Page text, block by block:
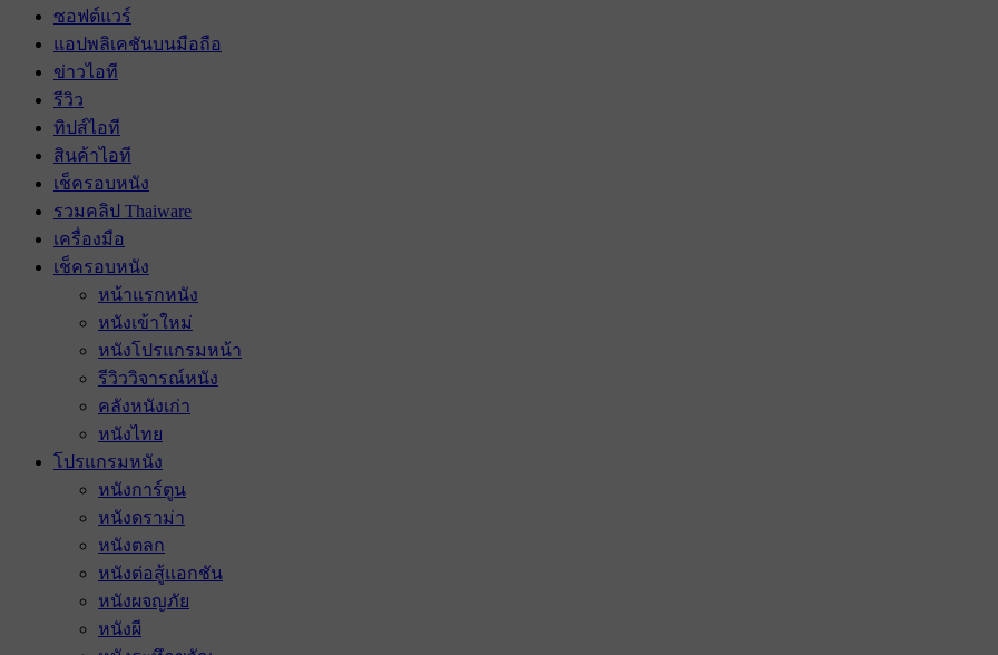
ซอฟต์แวร์
แอปพลิเคชันบนมือถือ
ข่าวไอที
รีวิว
ทิปส์ไอที
สินค้าไอที
เช็ครอบหนัง
รวมคลิป Thaiware
เครื่องมือ
เช็ครอบหนัง
หน้าแรกหนัง
หนังเข้าใหม่
หนังโปรแกรมหน้า
รีวิววิจารณ์หนัง
คลังหนังเก่า
หนังไทย
โปรแกรมหนัง
หนังการ์ตูน
หนังดราม่า
หนังตลก
หนังต่อสู้แอกชัน
หนังผจญภัย
หนังผี